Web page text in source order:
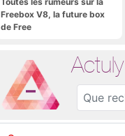
Freebox V8, la future box
de Free
Actuly